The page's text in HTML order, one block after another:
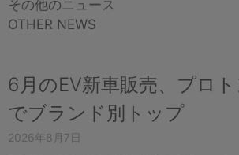
その他のニュース
OTHER NEWS
6月のEV新車販売、プロ
でブランド別トップ
2026年8月7日